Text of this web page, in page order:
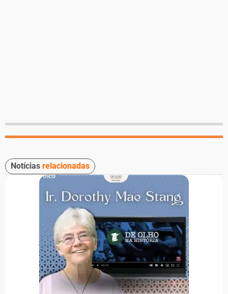
Notícias relacionadas